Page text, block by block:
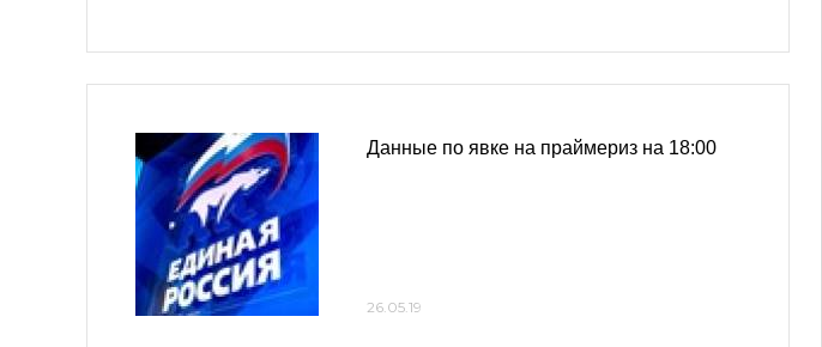
Данные по явке на праймериз на 18:00
26.05.19